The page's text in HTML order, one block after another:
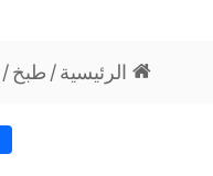
الرئيسية/ طبخ/